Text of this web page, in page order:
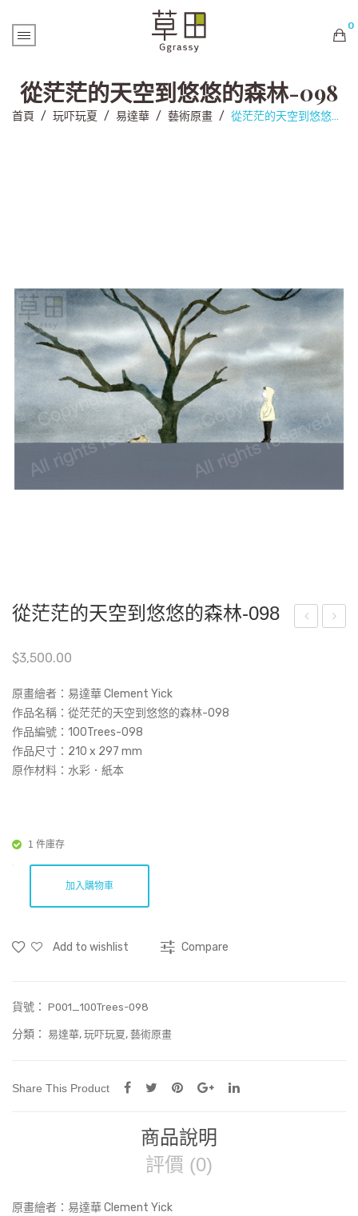
0
購物車內未有商品
從茫茫的天空到悠悠的森林-098
首頁 / 玩吓玩夏 / 易達華 / 藝術原畫 / 從茫茫的天空到悠悠的森林-098
從茫茫的天空到悠悠的森林-098
$3,500.00
原畫繪者：易達華 Clement Yick
作品名稱： 從茫茫的天空到悠悠的森林-098
作品編號：100Trees-098
作品尺寸： 210 x 297 mm
原作材料：水彩．紙本
1 件庫存
加入購物車
Add to wishlist Compare
貨號： P001_100Trees-098
分類： 易達華, 玩吓玩夏, 藝術原畫
Share This Product
商品說明
評價 (0)
原畫繪者：易達華 Clement Yick